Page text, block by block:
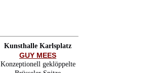
Kunsthalle Karlsplatz
GUY MEES
Konzeptionell geklöppelte